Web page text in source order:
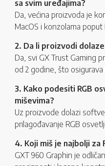
sa svim uređajima?
Da, većina proizvoda je
MacOS i konzolama poput
2. Da li proizvodi
Da, svi GX Trust Gaming
od 2 godine, što
3. Kako podesiti RGB
miševima?
Uz proizvode dolazi
prilagođavanje RGB
4. Koji miš je najbolji za
GXT 960 Graphin je